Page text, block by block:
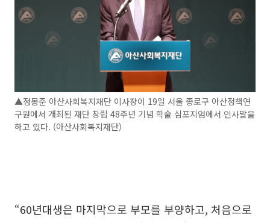
▲정몽준 아산사회복지재단 이사장이 19일 서울 종로구 아산정책연
구원에서 개최된 재단 창립 48주년 기념 학술 심포지엄에서 인사말을
하고 있다. (아산사회복지재단)
“60년대생은 마지막으로 부모를 부양하고, 처음으로